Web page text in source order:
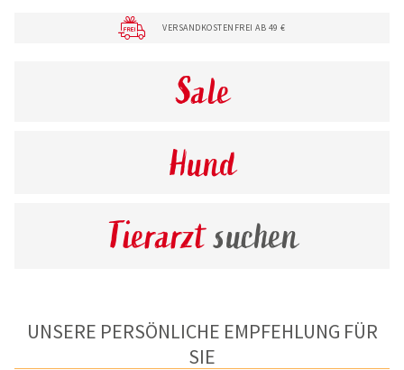
VERSANDKOSTENFREI AB 49 €
Sale
Hund
Tierarztsuchen
UNSERE PERSÖNLICHE EMPFEHLUNG FÜR
SIE